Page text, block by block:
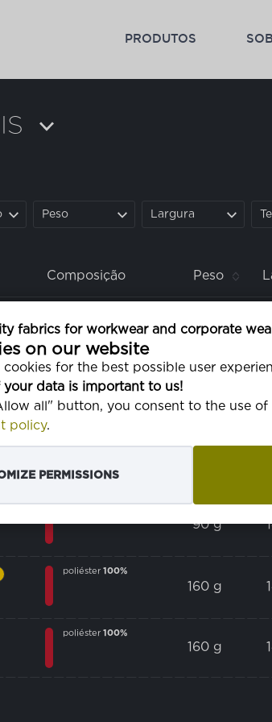
fabrics for workwear and corporate
on our website
for the best possible user
data is important to us!
all" button, you consent to the use
policy.
PERMISSIONS
PRODUTOS
Peso Largura
Composição Peso
poliéster
50%
245 g
algodão 50%
poliéster
240 g
poliéster65%
90 g
poliéster 100%
160 g
poliéster 100%
160 g